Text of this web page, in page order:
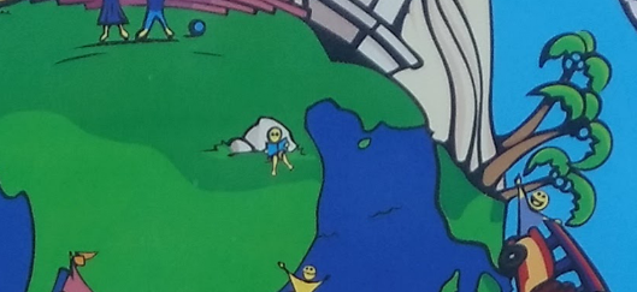
WYDARZENIA GALERIA BLOG KONTAKT